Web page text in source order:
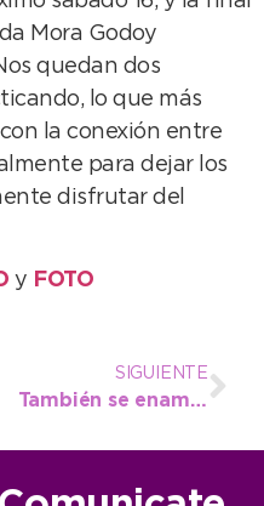
Mora Godoy
quedan dos
lo que más
la conexión entre
para dejar los
disfrutar del
y FOTO
SIGUIENTE
También se enamoran de la Ruta del Tango sus propios protagonistas